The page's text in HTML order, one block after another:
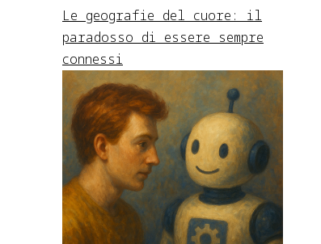
Le geografie del cuore: il
paradosso di essere sempre
connessi